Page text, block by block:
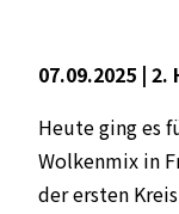
07.09.2025 | 2.
Heute ging es
Wolkenmix in
der ersten